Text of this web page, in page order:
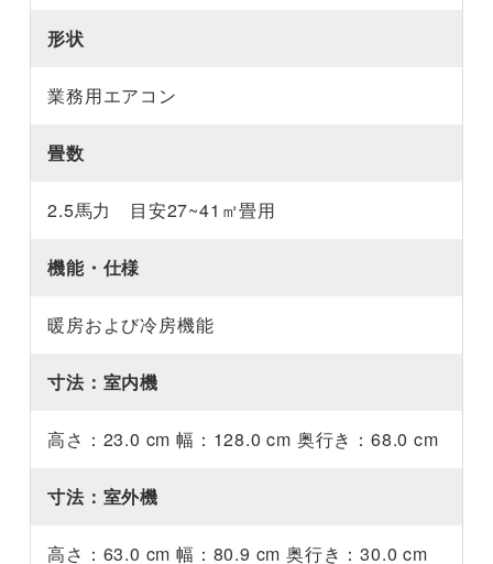
形状
業務用エアコン
畳数
2.5馬力 目安27~41㎡畳用
機能・仕様
暖房および冷房機能
寸法：室内機
高さ：23.0 cm 幅：128.0 cm 奥行き：68.0 cm
寸法：室外機
高さ：63.0 cm 幅：80.9 cm 奥行き：30.0 cm